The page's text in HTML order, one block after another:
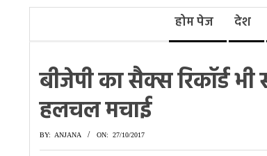
होम पेज देश
बीजेपी का सैक्स रिकॉर्ड
हलचल मचाई
BY: ANJANA ON: 27/10/2017